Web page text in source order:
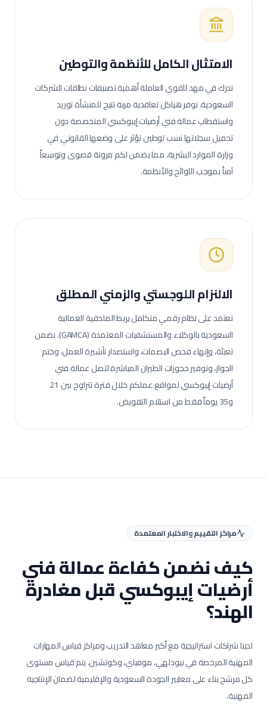
الامتثال الكامل للأنظمة والتوطين
ندرك في مهد للقوى العاملة أهمية تصنيفات نطاقات للشركات
السعودية. نوفر هياكل تعاقدية مرنة تتيح للمنشأة توريد
واستقطاب عمالةفني أرضيات إيبوكسيالمتخصصة دون
تحميل سجلاتها نسب توطين تؤثر على وضعها القانوني في
وزارة الموارد البشرية، مما يضمن لكم مرونة قصوى وتوسعاً
آمناً بموجب اللوائح والأنظمة.
الالنزام اللوجستي والزمني المطلق
نعتمد على نظام رقمي متكامل يربط الملحقية العمالية
السعودية بالوكلاء والمستشفيات المعتمدة (GAMCA). نضمن
تعبئة، وإنهاء فحص البصمات، واستصدار تأشيرة العمل، وختم
الجواز، وتوفير حجوزات الطيران المباشرة لتصل عمالةفني
أرضيات إيبوكسي
لمواقع عملكم خلال فترة تتراوح بين 21
و35 يوماً فقط من استلام التفويض.
مراكز التقييم والاختبار المعتمدة
كيف نضمن كفاءة عمالةفني
أرضيات إيبوكسيقبل مغادرة
الهند؟
لدينا شراكات استراتيجية مع أكبر معاهد التدريب ومراكز قياس المهارات
المهنية المرخصة في نيودلهي، مومباي، وكوتشين. يتم قياس مستوى
كل مرشح بناء على معايير الجودة السعودية والإقليمية لضمان الإنتاجية
المهنية.